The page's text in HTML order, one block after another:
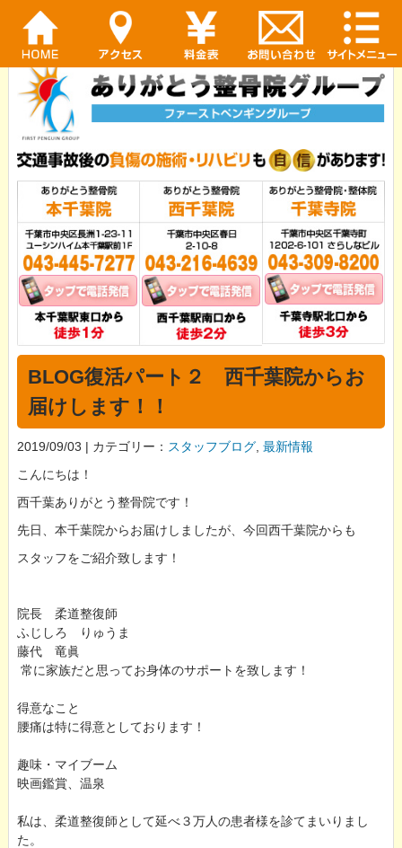
BLOG復活パート２ 西千葉院からお
届けします！！
2019/09/03 | カテゴリー： スタッフブログ, 最新情報
こんにちは！
西千葉ありがとう整骨院です！
先日、本千葉院からお届けしましたが、今回西千葉院からも
スタッフをご紹介致します！
院長 柔道整復師
ふじしろ りゅうま
藤代 竜眞
常に家族だと思ってお身体のサポートを致します！
得意なこと
腰痛は特に得意としております！
趣味・マイブーム
映画鑑賞、温泉
私は、柔道整復師として延べ３万人の患者様を診てまいりまし
た。